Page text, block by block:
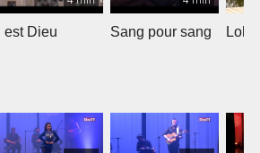
Il est Dieu Sang pour sang Lola